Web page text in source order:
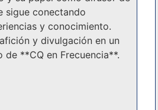
sigue conectando
y conocimiento.
y divulgación en un
de **CQ en Frecuencia**.